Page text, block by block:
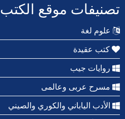
تصنيفات موقع الكتب
علوم لغة
كتب عقيدة
روايات جيب
مسرح عربى وعالمى
الأدب الياباني والكوري والصيني